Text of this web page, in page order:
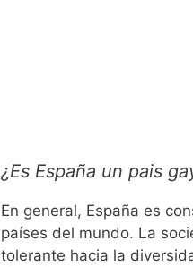
¿Es España un pais
En general, España es
países del mundo. La
tolerante hacia la